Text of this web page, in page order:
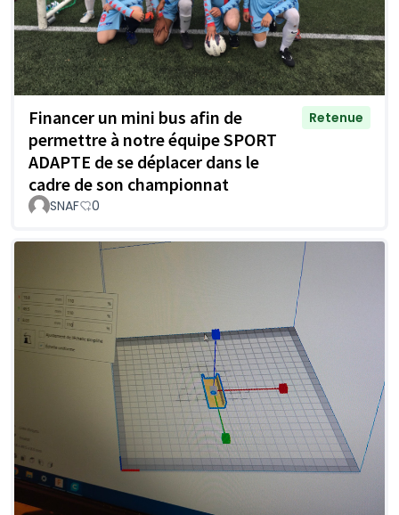
Financer un mini bus afin de
permettre à notre équipe SPORT
ADAPTE de se déplacer dans le
cadre de son championnat
Retenue
SNAF 0